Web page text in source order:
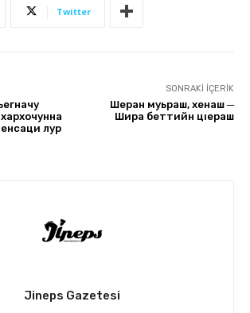
Twitter
лур
SONRAKI İÇERIK
Шеран муьраш, хенаш ─
Шира беттийн цıераш
Jineps Gazetesi